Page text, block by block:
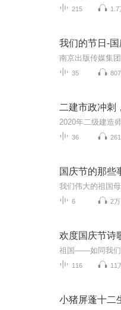
215 1.7
我们的节日-
35
二建市政冲刺
36
国庆节的那些
6 2万
欢度国庆节
116 11